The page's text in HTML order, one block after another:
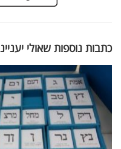
כתבות נוספות שאולי